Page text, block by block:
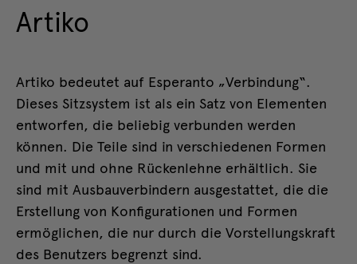
Artiko
Artiko bedeutet auf Esperanto „Verbindung“.
Dieses Sitzsystem ist als ein Satz von Elementen
entworfen, die beliebig verbunden werden
können. Die Teile sind in verschiedenen Formen
und mit und ohne Rückenlehne erhältlich. Sie
sind mit Ausbauverbindern ausgestattet, die die
Erstellung von Konfigurationen und Formen
ermöglichen, die nur durch die Vorstellungskraft
des Benutzers begrenzt sind.